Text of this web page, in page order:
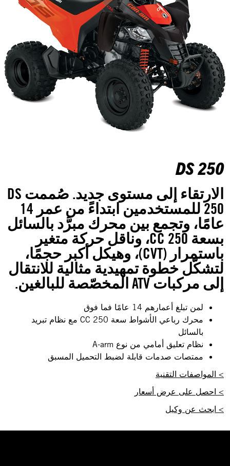
DS 250
الارتقاء إلى مستوى جديد. صُممت DS
250 للمستخدمين ابتداءً من عمر 14
عامًا، وتجمع بين محرك مبرَّد بالسائل
بسعة 250 CC، وناقل حركة متغير
باستمرار (CVT)، وهيكل أكبر حجمًا،
لتشكّل خطوة تمهيدية مثالية للانتقال
إلى مركبات ATV المخصّصة للبالغين.
لمن تبلغ أعمارهم 14 عامًا فما فوق
محرك رباعي الأشواط سعة 250 CC مع نظام تبريد
بالسائل
نظام تعليق أمامي من نوع A-arm
ممتصات صدمات قابلة لضبط التحميل المسبق
> المواصفات التقنية
> احصل على عرض أسعار
> ابحث عن وكيل